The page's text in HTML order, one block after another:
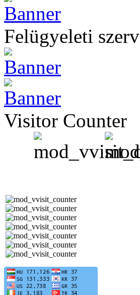
Felügyeleti szerv
Visitor Counter